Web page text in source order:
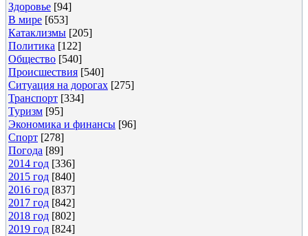
Здоровье [94]
В мире [653]
Катаклизмы [205]
Политика [122]
Общество [540]
Происшествия [540]
Ситуация на дорогах [275]
Транспорт [334]
Туризм [95]
Экономика и финансы [96]
Спорт [278]
Погода [89]
2014 год [336]
2015 год [840]
2016 год [837]
2017 год [842]
2018 год [802]
2019 год [824]